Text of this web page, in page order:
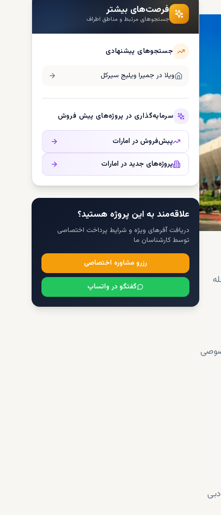
فرصت‌های بیشتر
جستجوهای مرتبط و مناطق اطراف
جستجوهای پیشنهادی
ویلا در جمیرا ویلیج سيرکل
سرمایه‌گذاری در پروژه‌های پیش فروش
پیش‌فروش در امارات
پروژه‌های جدید در امارات
علاقه‌مند به این پروژه هستید؟
دریافت آفرهای ویژه و شرایط پرداخت اختصاصی
توسط کارشناسان ما
رزرو مشاوره اختصاصی
گفتگو در واتساپ